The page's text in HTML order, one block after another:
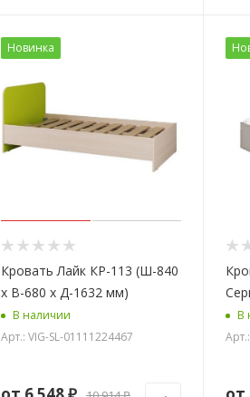
Новинка
Кровать Лайк КР-113 (Ш-840
х В-680 х Д-1632 мм)
В наличии
Арт.: VIG-SL-01111224467
В